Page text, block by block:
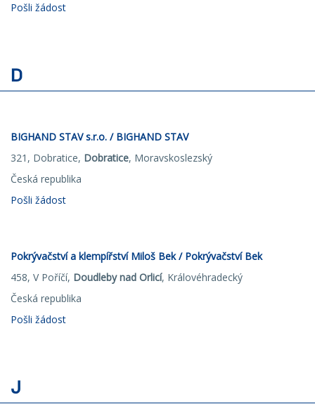
Pošli žádost
D
BIGHAND STAV s.r.o. / BIGHAND STAV
321, Dobratice, Dobratice, Moravskoslezský
Česká republika
Pošli žádost
Pokrývačství a klempířství Miloš Bek / Pokrývačství Bek
458, V Poříčí, Doudleby nad Orlicí, Královéhradecký
Česká republika
Pošli žádost
J